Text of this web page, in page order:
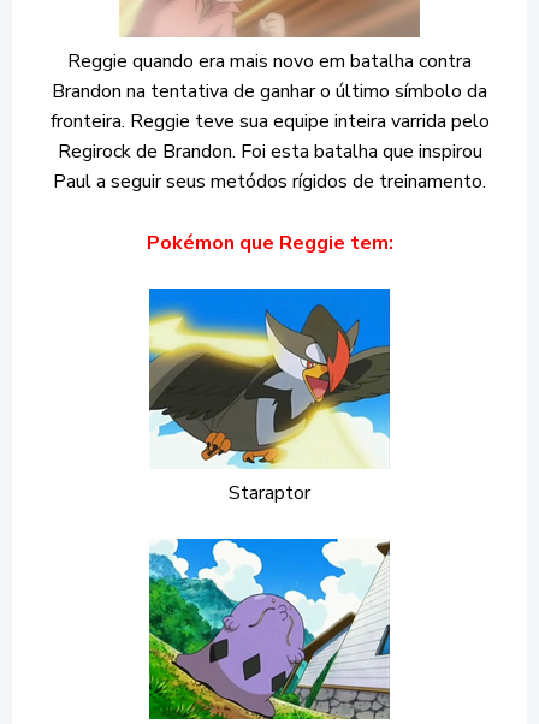
Reggie quando era mais novo em batalha contra
Brandon na tentativa de ganhar o último símbolo da
fronteira. Reggie teve sua equipe inteira varrida pelo
Regirock de Brandon. Foi esta batalha que inspirou
Paul a seguir seus metódos rígidos de treinamento.
Pokémon que Reggie tem:
Staraptor